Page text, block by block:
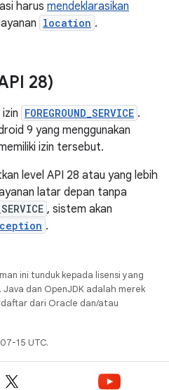
harus mendeklarasikan
location .
28)
FOREGROUND_SERVICE .
9 yang menggunakan
izin tersebut.
level API 28 atau yang lebih
latar depan tanpa
, sistem akan
.
ini tunduk kepada lisensi yang
. Java dan OpenJDK adalah merek
dari Oracle dan/atau
15 UTC.